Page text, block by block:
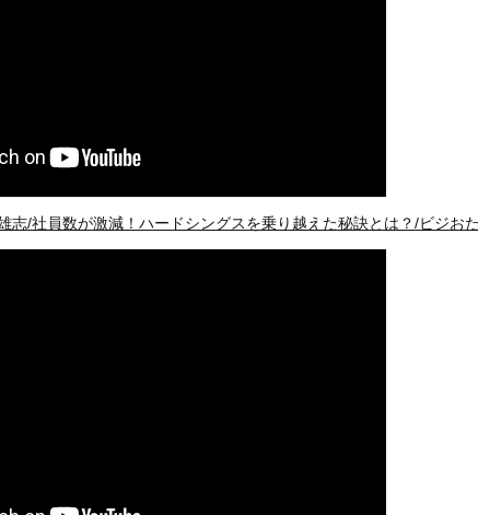
志/社員数が激減！ハードシングスを乗り越えた秘訣とは？/ビジお